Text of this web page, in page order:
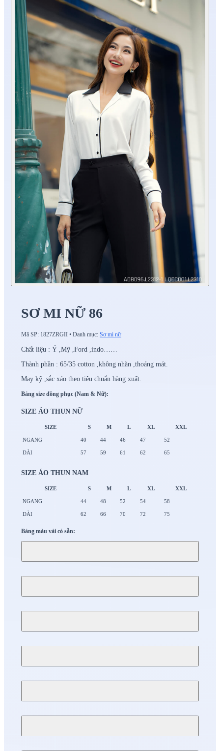
SƠ MI NỮ 86
Mã SP: 1827ZRGII • Danh mục: Sơ mi nữ
Chất liệu : Ý ,Mỹ ,Ford ,indo……
Thành phần : 65/35 cotton ,không nhăn ,thoáng mát.
May kỹ ,sắc xảo theo tiêu chuẩn hàng xuất.
Bảng size đồng phục (Nam & Nữ):
SIZE ÁO THUN NỮ
SIZE S M L XL XXL
NGANG 40 44 46 47 52
DÀI 57 59 61 62 65
SIZE ÁO THUN NAM
SIZE S M L XL XXL
NGANG 44 48 52 54 58
DÀI 62 66 70 72 75
Bảng màu vải có sẵn: